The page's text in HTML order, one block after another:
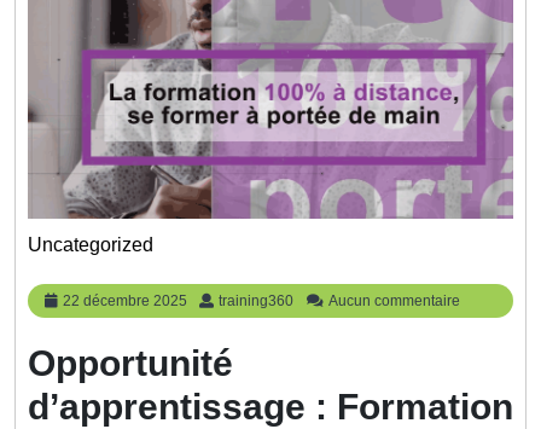
Uncategorized
22 décembre 2025
22
décembre
training360 training360
Aucun commentaire
Opportunité
d’apprentissage : Formation